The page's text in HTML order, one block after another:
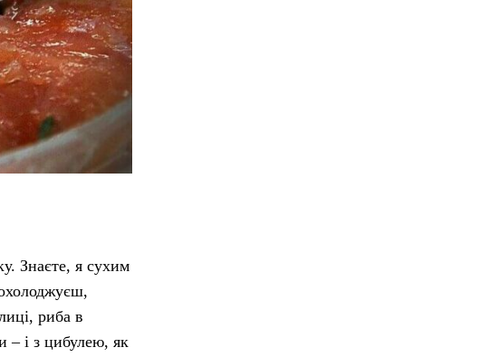
Знаєте, я сухим
риба в
– і з цибулею, як